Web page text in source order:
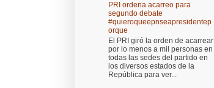
PRI ordena acarreo para
segundo debate
#quieroqueepnseapresidentep
orque
El PRI giró la orden de acarrear
por lo menos a mil personas en
todas las sedes del partido en
los diversos estados de la
República para ver...